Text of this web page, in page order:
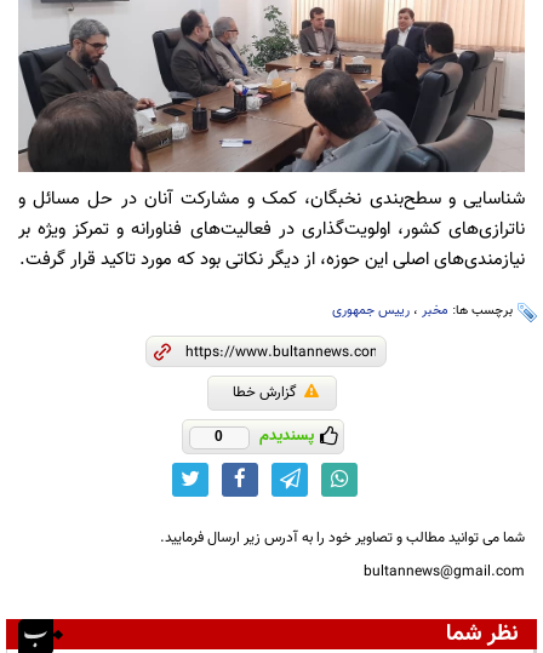
شناسایی و سطح‌بندی ‎نخبگان، کمک و مشارکت آنان در حل مسائل و
ناترازی‌های کشور، اولویت‌گذاری در فعالیت‌های فناورانه و تمرکز ویژه بر
نیازمندی‌های اصلی این حوزه، از دیگر نکاتی بود که‌ مورد تاکید قرار گرفت.
برچسب ها: مخبر ، رییس جمهوری
گزارش خطا
پسندیدم 0
شما می توانید مطالب و تصاویر خود را به آدرس زیر ارسال فرمایید.
bultannews@gmail.com
نظر شما